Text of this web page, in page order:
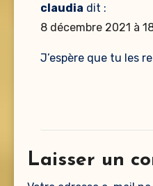
claudia dit :
8 décembre 2021 à
J’espère que tu les
Laisser un